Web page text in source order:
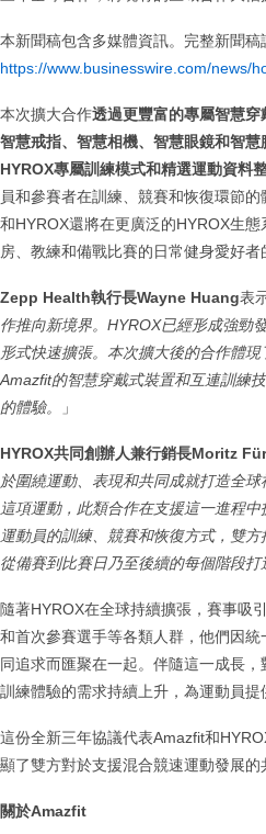
本新聞稿包含多媒體資訊。完整新聞稿
https://www.businesswire.com/news/
本次擴大合作透過更豐富的專屬智慧穿
智慧戒指、智慧相機、智慧眼鏡和智慧
HYROX專屬訓練模式和精選運動資料
員和參賽者在訓練、競賽和恢復環節
和HYROX還將在更廣泛的HYROX生
房、教練和備戰比賽的日常健身愛好者
Zepp Health執行長Wayne Huang表
作推向新境界。HYROX已經形成強勁
形式快速擴張。本次擴大後的合作體
Amazfit的智慧穿戴式裝置和互連訓練
的體驗。
」
HYROX共同創辦人兼行銷長Moritz
於圍繞運動、表現和共同成就打造全
這項運動，此類合作在支援這一進程
運動員的訓練、競賽和恢復方式，雙
從備賽到比賽日乃至後續的每個階段打
隨著HYROX在全球持續擴張，賽事吸
和首次參賽選手等各類人群，他們因
同追求而匯聚在一起。伴隨這一成長
訓練體驗的需求持續上升，為運動員提
這份全新三年協議代表Amazfit和
顯了雙方對於支援混合競速運動發展的
關於Amazfit